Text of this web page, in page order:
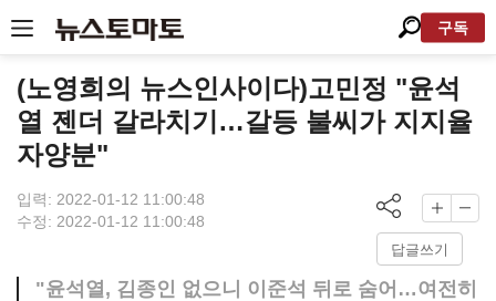
구독
(노영희의 뉴스인사이다)고민정 "윤석
열 젠더 갈라치기…갈등 불씨가 지지율
자양분"
입력: 2022-01-12 11:00:48
수정: 2022-01-12 11:00:48
답글쓰기
"윤석열, 김종인 없으니 이준석 뒤로 숨어…여전히